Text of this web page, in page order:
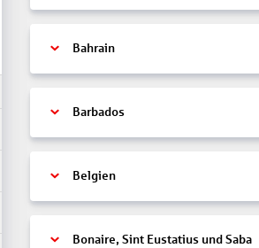
Bahrain
Barbados
Belgien
Bonaire, Sint Eustatius und Saba